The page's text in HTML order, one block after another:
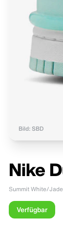
Bild: SBD
Nike
Summit White/
Verfügbar